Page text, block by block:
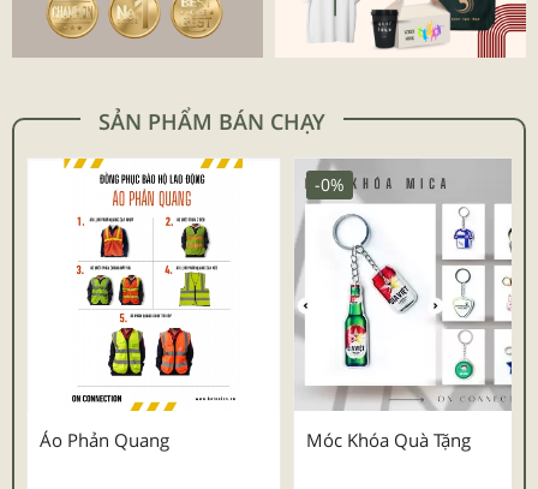
SẢN PHẨM BÁN CHẠY
Áo Phản Quang Móc Khóa Quà Tặng
-0%